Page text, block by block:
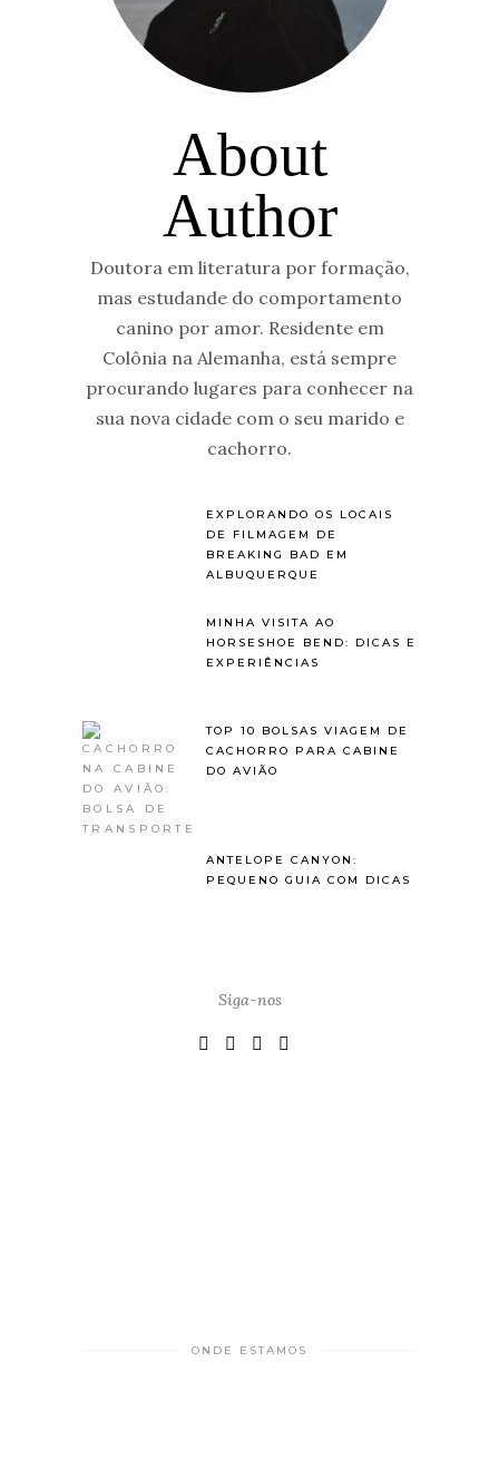
About
Author
Doutora em literatura por formação,
mas estudande do comportamento
canino por amor. Residente em
Colônia na Alemanha, está sempre
procurando lugares para conhecer na
sua nova cidade com o seu marido e
cachorro.
EXPLORANDO OS LOCAIS
DE FILMAGEM DE
BREAKING BAD EM
ALBUQUERQUE
MINHA VISITA AO
HORSESHOE BEND: DICAS E
EXPERIÊNCIAS
TOP 10 BOLSAS VIAGEM DE
CACHORRO PARA CABINE
DO AVIÃO
ANTELOPE CANYON:
PEQUENO GUIA COM DICAS
Siga-nos
ONDE ESTAMOS